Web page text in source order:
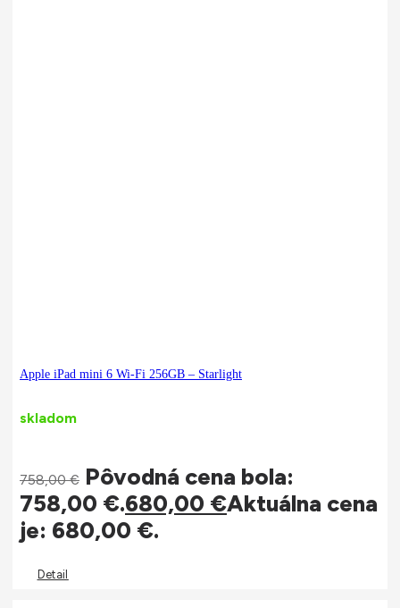
Apple iPad mini 6 Wi-Fi 256GB – Starlight
skladom
758,00€ Pôvodná cena bola:
758,00 €.680,00 €Aktuálna cena
je: 680,00 €.
Detail